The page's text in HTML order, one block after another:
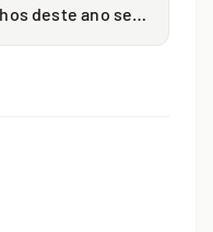
deste ano será